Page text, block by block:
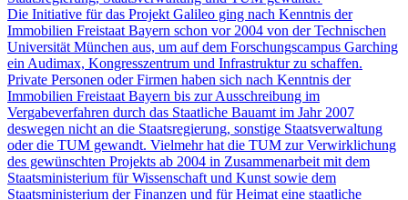
Die Initiative für das Projekt Galileo ging nach Kenntnis der
Immobilien Freistaat Bayern schon vor 2004 von der Technischen
Universität München aus, um auf dem Forschungscampus Garching
ein Audimax, Kongresszentrum und Infrastruktur zu schaffen.
Private Personen oder Firmen haben sich nach Kenntnis der
Immobilien Freistaat Bayern bis zur Ausschreibung im
Vergabeverfahren durch das Staatliche Bauamt im Jahr 2007
deswegen nicht an die Staatsregierung, sonstige Staatsverwaltung
oder die TUM gewandt. Vielmehr hat die TUM zur Verwirklichung
des gewünschten Projekts ab 2004 in Zusammenarbeit mit dem
Staatsministerium für Wissenschaft und Kunst sowie dem
Staatsministerium der Finanzen und für Heimat eine staatliche